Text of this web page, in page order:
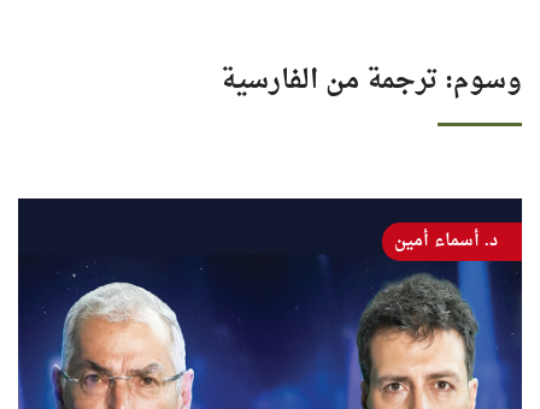
وسوم: ترجمة من الفارسية
د. أسماء أمين